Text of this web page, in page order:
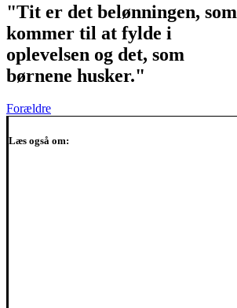
"Tit er det belønningen, som
kommer til at fylde i
oplevelsen og det, som
børnene husker."
Forældre
Læs også om: